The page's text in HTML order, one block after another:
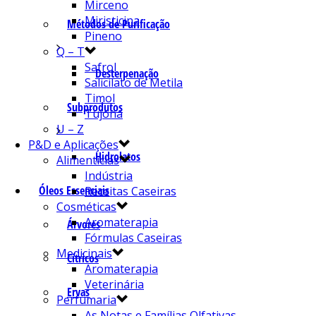
Métodos de Purificação
Desterpenação
Subprodutos
Hidrolatos
Óleos Essenciais
Árvores
Cítricos
Ervas
Mirceno
Miristicina
Pineno
Q – T
Safrol
Salicilato de Metila
Timol
Tujona
U – Z
P&D e Aplicações
Alimentícias
Indústria
Receitas Caseiras
Cosméticas
Aromaterapia
Fórmulas Caseiras
Medicinais
Aromaterapia
Veterinária
Perfumaria